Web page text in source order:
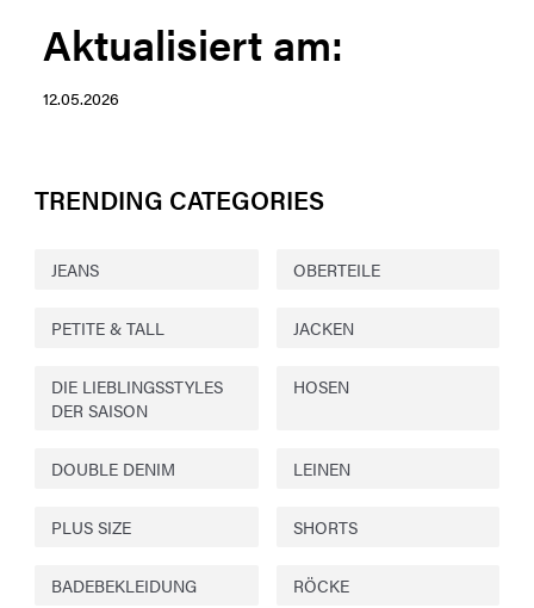
Aktualisiert am:
12.05.2026
TRENDING CATEGORIES
JEANS OBERTEILE
PETITE & TALL JACKEN
DIE LIEBLINGSSTYLES
DER SAISON
HOSEN
DOUBLE DENIM LEINEN
PLUS SIZE SHORTS
BADEBEKLEIDUNG RÖCKE